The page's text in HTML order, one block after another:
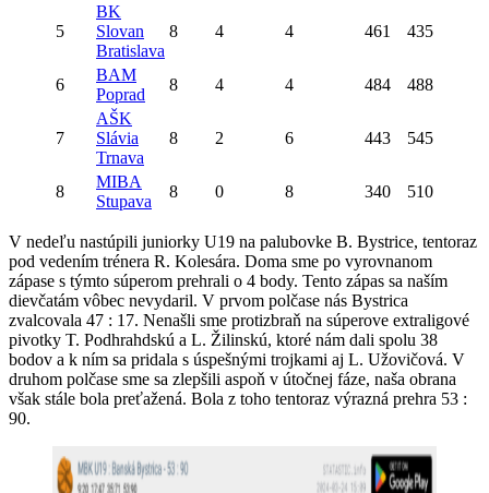
5
BK
Slovan
Bratislava
8 4 4 461 435
6
BAM
Poprad
8 4 4 484 488
7
AŠK
Slávia
Trnava
8 2 6 443 545
8
MIBA
Stupava
8 0 8 340 510
V nedeľu nastúpili juniorky U19 na palubovke B. Bystrice, tentoraz
pod vedením trénera R. Kolesára. Doma sme po vyrovnanom
zápase s týmto súperom prehrali o 4 body. Tento zápas sa naším
dievčatám vôbec nevydaril. V prvom polčase nás Bystrica
zvalcovala 47 : 17. Nenašli sme protizbraň na súperove extraligové
pivotky T. Podhrahdskú a L. Žilinskú, ktoré nám dali spolu 38
bodov a k ním sa pridala s úspešnými trojkami aj L. Užovičová. V
druhom polčase sme sa zlepšili aspoň v útočnej fáze, naša obrana
však stále bola preťažená. Bola z toho tentoraz výrazná prehra 53 :
90.